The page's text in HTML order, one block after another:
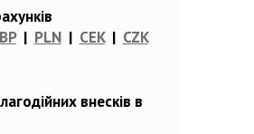
| PLN| CEK| CZK
внесків в